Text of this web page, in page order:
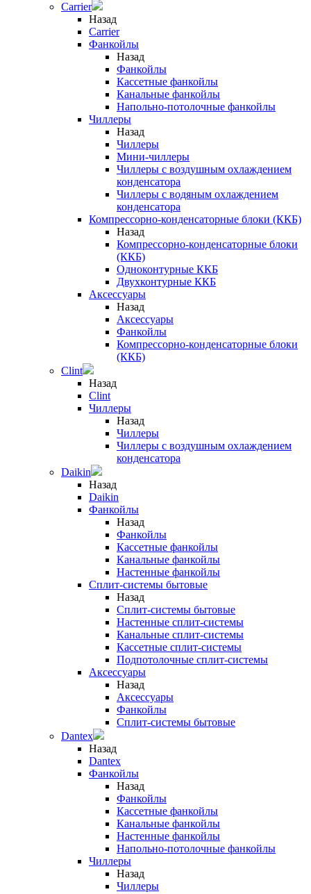
Carrier
Назад
Carrier
Фанкойлы
Назад
Фанкойлы
Кассетные фанкойлы
Канальные фанкойлы
Напольно-потолочные фанкойлы
Чиллеры
Назад
Чиллеры
Мини-чиллеры
Чиллеры с воздушным охлаждением
конденсатора
Чиллеры с водяным охлаждением
конденсатора
Компрессорно-конденсаторные блоки (ККБ)
Назад
Компрессорно-конденсаторные блоки
(ККБ)
Одноконтурные ККБ
Двухконтурные ККБ
Аксессуары
Назад
Аксессуары
Фанкойлы
Компрессорно-конденсаторные блоки
(ККБ)
Clint
Назад
Clint
Чиллеры
Назад
Чиллеры
Чиллеры с воздушным охлаждением
конденсатора
Daikin
Назад
Daikin
Фанкойлы
Назад
Фанкойлы
Кассетные фанкойлы
Канальные фанкойлы
Настенные фанкойлы
Сплит-системы бытовые
Назад
Сплит-системы бытовые
Настенные сплит-системы
Канальные сплит-системы
Кассетные сплит-системы
Подпотолочные сплит-системы
Аксессуары
Назад
Аксессуары
Фанкойлы
Сплит-системы бытовые
Dantex
Назад
Dantex
Фанкойлы
Назад
Фанкойлы
Кассетные фанкойлы
Канальные фанкойлы
Настенные фанкойлы
Напольно-потолочные фанкойлы
Чиллеры
Назад
Чиллеры